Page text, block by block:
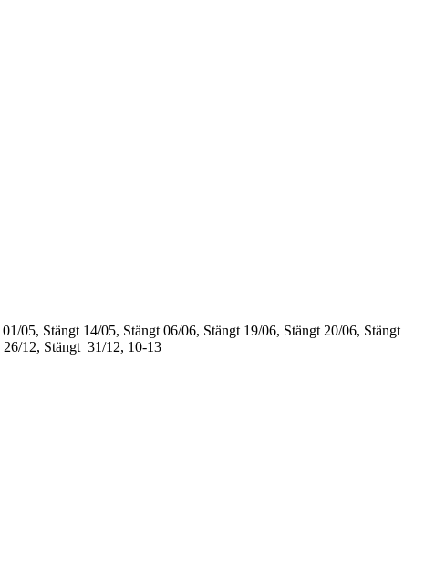
01/05, Stängt 14/05, Stängt 06/06, Stängt 19/06, Stängt 20/06, Stängt
26/12, Stängt 31/12, 10-13